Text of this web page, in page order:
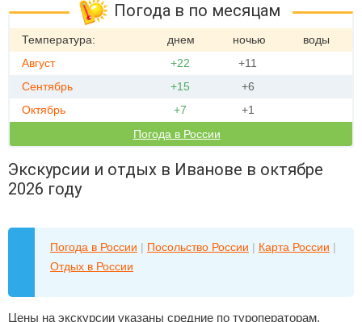
Погода в по месяцам
Температура: днем ночью
воды
Август
+22
+11
Сентябрь
+15
+6
Октябрь
+7
+1
Погода в России
Экскурсии и отдых в Иванове в октябре
2026 году
Погода в России | Посольство России | Карта России |
Отдых в России
Цены на экскурсии указаны средние по туроператорам,